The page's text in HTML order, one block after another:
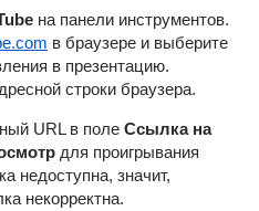
на панели инструментов.
в браузере и выберите
в презентацию.
строки браузера.
URL в поле Ссылка на
для проигрывания
недоступна, значит,
некорректна.